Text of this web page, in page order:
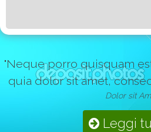
"Neque porro quisquam
quia dolor sit amet,
Dolor sit
Leggi